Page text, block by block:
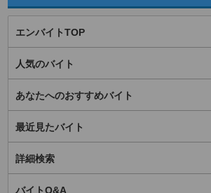
エンバイトTOP
人気のバイト
あなたへのおすすめバイト
最近見たバイト
詳細検索
バイトQ&A